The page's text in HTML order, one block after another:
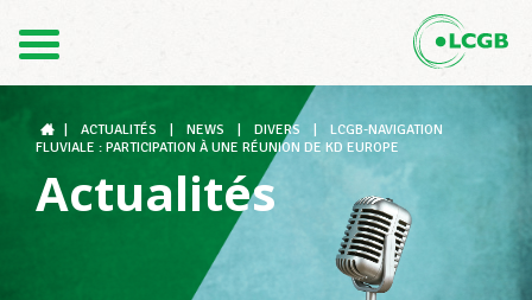
DE
Le LCGB
ACTUALITÉS NEWS DIVERS
LCGB-NAVIGATION
FLUVIALE : PARTICIPATION À UNE RÉUNION DE KD EUROPE
Actualités